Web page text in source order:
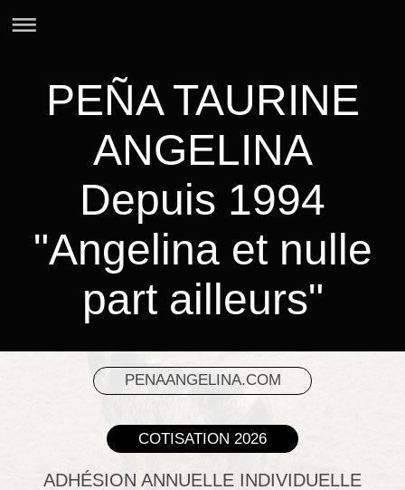
PEÑA TAURINE
ANGELINA
Depuis 1994
"Angelina et nulle
part ailleurs"
PENAANGELINA.COM
COTISATION 2026
ADHÉSION ANNUELLE INDIVIDUELLE